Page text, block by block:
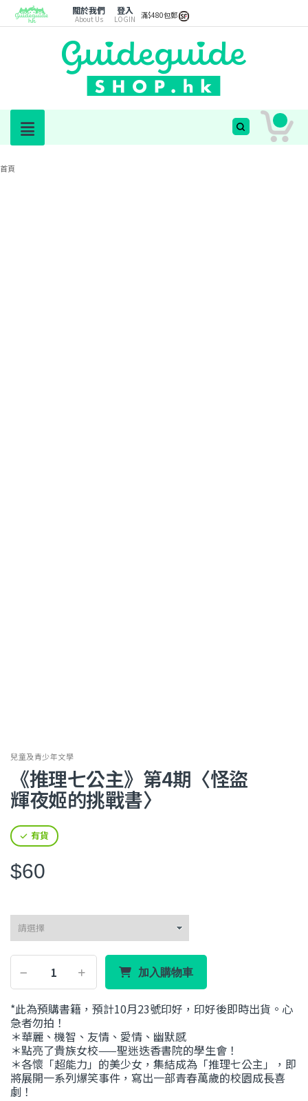
關於我們
About Us
登入
LOGIN 滿$480包郵
首頁
兒童及青少年文學
《推理七公主》第4期〈怪盜
輝夜姬的挑戰書〉
有貨
$60
加入購物車
*此為預購書籍，預計10月23號印好，印好後即時出貨。心
急者勿拍！
＊華麗、機智、友情、愛情、幽默感
＊點亮了貴族女校——聖迷迭香書院的學生會！
＊各懷「超能力」的美少女，集結成為「推理七公主」，即
將展開一系列爆笑事件，寫出一部青春萬歲的校園成長喜
劇！